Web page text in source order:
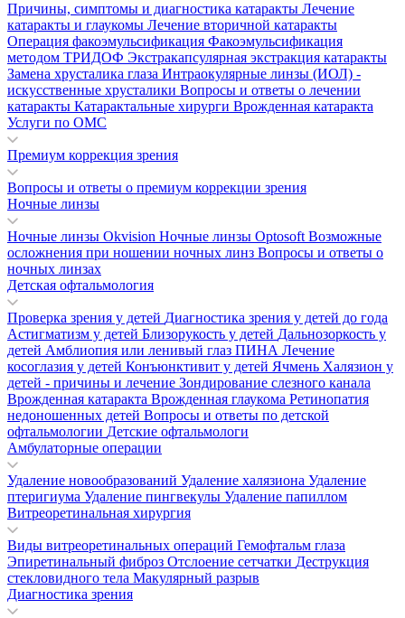
Причины, симптомы и диагностика катаракты Лечение
катаракты и глаукомы Лечение вторичной катаракты
Операция факоэмульсификация Факоэмульсификация
методом ТРИДОФ Экстракапсулярная экстракция катаракты
Замена хрусталика глаза Интраокулярные линзы (ИОЛ) -
искусственные хрусталики Вопросы и ответы о лечении
катаракты Катарактальные хирурги Врожденная катаракта
Услуги по ОМС
Премиум коррекция зрения
Вопросы и ответы о премиум коррекции зрения
Ночные линзы
Ночные линзы Okvision Ночные линзы Optosoft Возможные
осложнения при ношении ночных линз Вопросы и ответы о
ночных линзах
Детская офтальмология
Проверка зрения у детей Диагностика зрения у детей до года
Астигматизм у детей Близорукость у детей Дальнозоркость у
детей Амблиопия или ленивый глаз ПИНА Лечение
косоглазия у детей Конъюнктивит у детей Ячмень Халязион у
детей - причины и лечение Зондирование слезного канала
Врожденная катаракта Врожденная глаукома Ретинопатия
недоношенных детей Вопросы и ответы по детской
офтальмологии Детские офтальмологи
Амбулаторные операции
Удаление новообразований Удаление халязиона Удаление
птеригиума Удаление пингвекулы Удаление папиллом
Витреоретинальная хирургия
Виды витреоретинальных операций Гемофтальм глаза
Эпиретинальный фиброз Отслоение сетчатки Деструкция
стекловидного тела Макулярный разрыв
Диагностика зрения